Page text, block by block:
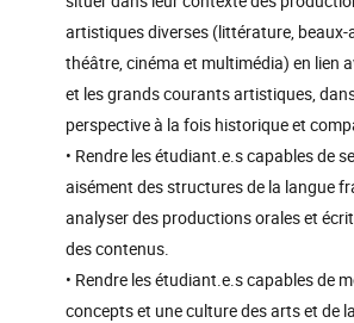
artistiques diverses (littérature, beaux-
théâtre, cinéma et multimédia) en lien
et les grands courants artistiques,
perspective à la fois historique et
• Rendre les étudiant.e.s capables de
aisément des structures de la langue
analyser des productions orales et
des contenus.
• Rendre les étudiant.e.s capables de
concepts et une culture des arts et de